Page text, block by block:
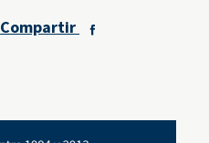
Compartir